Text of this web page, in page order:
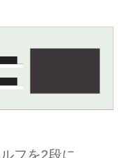
フを2段に